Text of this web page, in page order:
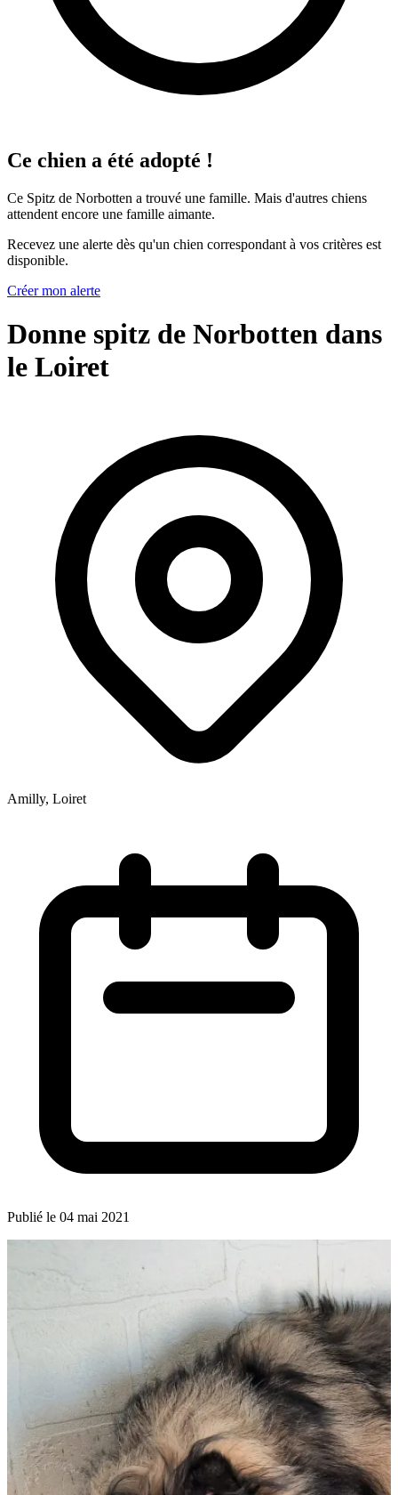
Ce chien a été adopté !
Ce Spitz de Norbotten a trouvé une famille. Mais d'autres chiens
attendent encore une famille aimante.
Recevez une alerte dès qu'un chien correspondant à vos critères est
disponible.
Créer mon alerte
Donne spitz de Norbotten dans
le Loiret
Amilly, Loiret
Publié le 04 mai 2021